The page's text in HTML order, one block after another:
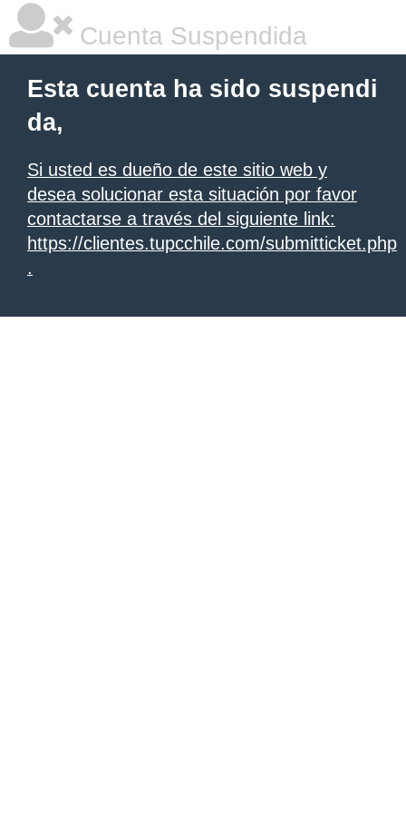
Cuenta Suspendida
Esta cuenta ha sido suspendi
da,
Si usted es dueño de este sitio web y
desea solucionar esta situación por favor
contactarse a través del siguiente link:
https://clientes.tupcchile.com/submitticket.php
.